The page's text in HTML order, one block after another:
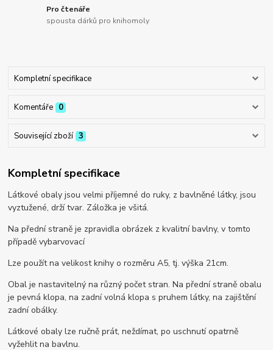
Pro čtenáře
spousta dárků pro knihomoly
Kompletní specifikace
Komentáře 0
Související zboží 3
Kompletní specifikace
Látkové obaly jsou velmi příjemné do ruky, z bavlněné látky, jsou
vyztužené, drží tvar. Záložka je všitá.
Na přední straně je zpravidla obrázek z kvalitní bavlny, v tomto
případě vybarvovací
Lze použít na velikost knihy o rozměru A5, tj. výška 21cm.
Obal je nastavitelný na různý počet stran. Na přední straně obalu
je pevná klopa, na zadní volná klopa s pruhem látky, na zajištění
zadní obálky.
Látkové obaly lze ručně prát, neždímat, po uschnutí opatrně
vyžehlit na bavlnu.